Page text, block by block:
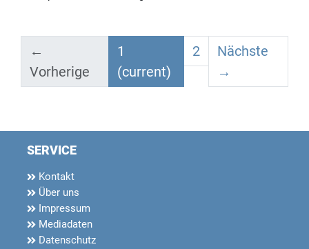
←
Vorherige
1
(current)
2
Nächste
→
SERVICE
Kontakt
Über uns
Impressum
Mediadaten
Datenschutz